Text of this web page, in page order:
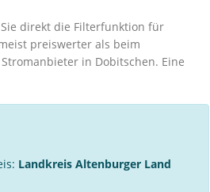
direkt die Filterfunktion für
preiswerter als beim
in Dobitschen. Eine
Landkreis Altenburger Land